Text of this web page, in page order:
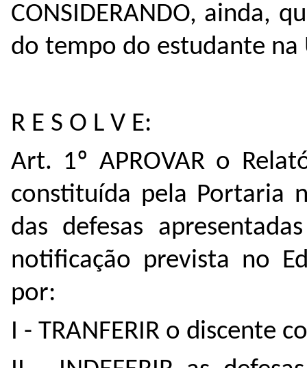
CONSIDERANDO, ainda,
do tempo do estudante na
R E S O L V E:
Art. 1º APROVAR o
constituída pela Portaria
das defesas
notificação prevista no
por:
I - TRANFERIR o discente